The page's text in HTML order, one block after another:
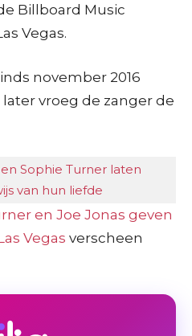
Billboard Music
Vegas.
november 2016
vroeg de zanger de
Sophie Turner laten
van hun liefde
en Joe Jonas geven
Vegas verscheen